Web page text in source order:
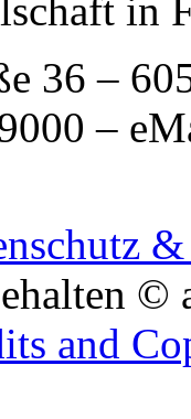
in
36 –
–
©
and